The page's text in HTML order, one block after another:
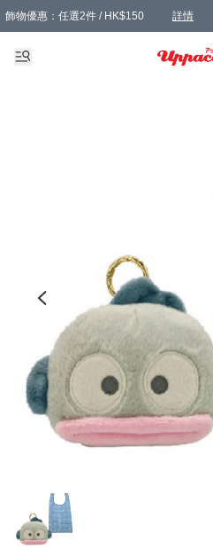
飾物優惠：任選2件 / HK$150 詳情
髮飾優惠：任選2件 / HK$100 詳情
精選襪子優惠：任選3對 / HK$115 詳情
滿額免運：本地訂單滿港幣350元可享免運